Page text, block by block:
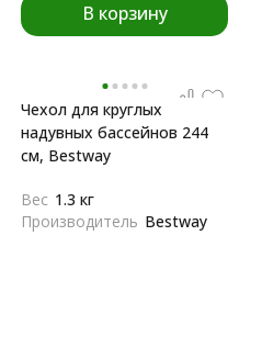
В корзину
Чехол для круглых
надувных бассейнов 244
см, Bestway
Вес 1.3 кг
Производитель Bestway